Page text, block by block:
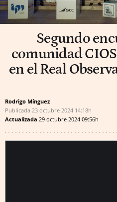
Segundo
comunidad
en el Real
Rodrigo Mínguez
Publicada 23 octubre 2024 14:18h
Actualizada 29 octubre 2024 09:56h